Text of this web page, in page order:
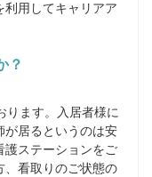
用してキャリアア
？
ります。入居者様に
が居るというのは安
護ステーションをご
、看取りのご状態の